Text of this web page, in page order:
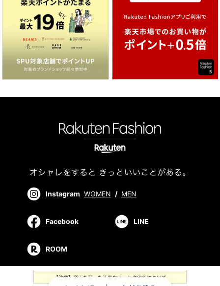
Instagram WOMEN / MEN
Facebook LINE
ROOM
【注意】楽天を装った不審なメールやSMSについて